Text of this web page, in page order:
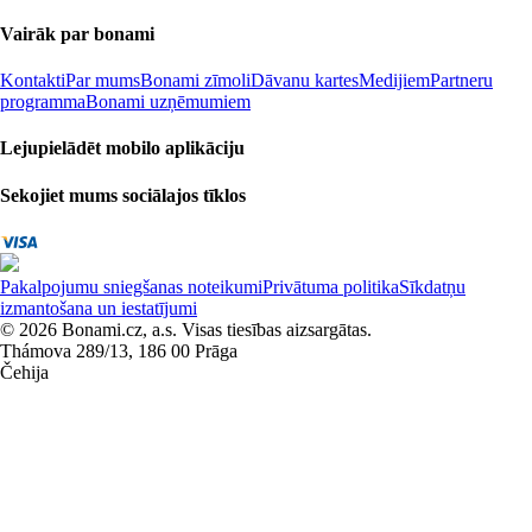
Vairāk par bonami
KontaktiPar mumsBonami zīmoliDāvanu kartesMedijiemPartneru
programmaBonami uzņēmumiem
Lejupielādēt mobilo aplikāciju
Sekojiet mums sociālajos tīklos
Pakalpojumu sniegšanas noteikumiPrivātuma politikaSīkdatņu
izmantošana un iestatījumi
© 2026 Bonami.cz, a.s. Visas tiesības aizsargātas.
Thámova 289/13, 186 00 Prāga
Čehija